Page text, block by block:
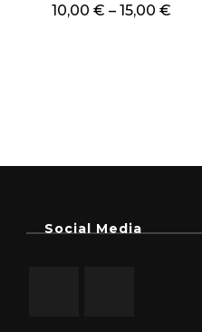
10,00 € – 15,00 €
auf.
Optionen
Social Media